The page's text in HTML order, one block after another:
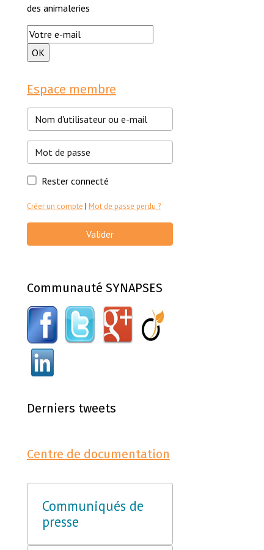
des animaleries
Espace membre
Rester connecté
Créer un compte | Mot de passe perdu ?
Valider
Communauté SYNAPSES
Derniers tweets
Centre de documentation
Communiqués de
presse